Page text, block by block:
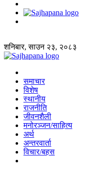
शनिबार, साउन २३, २०८३
समाचार
विशेष
स्थानीय
राजनीति
जीवनशैली
मनोरञ्जन/साहित्य
अर्थ
अन्तरवार्ता
विचार/बहस